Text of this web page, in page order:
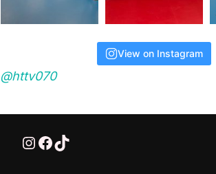
View on Instagram
@httv070
@HTTV070
HTTV-070
HTTV-070